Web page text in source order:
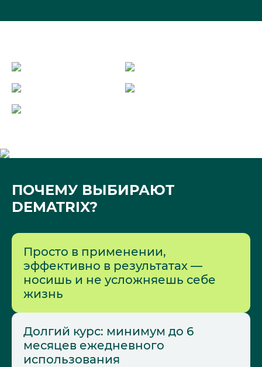
ПОЧЕМУ ВЫБИРАЮТ
DEMATRIX?
Просто в применении,
эффективно в результатах —
носишь и не усложняешь себе
жизнь
Долгий курс: минимум до 6
месяцев ежедневного
использования